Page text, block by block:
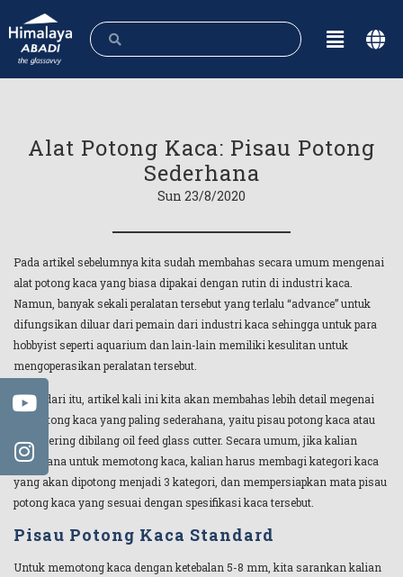
Alat Potong Kaca: Pisau Potong
Sederhana
Sun 23/8/2020
Pada artikel sebelumnya kita sudah membahas secara umum mengenai
alat potong kaca yang biasa dipakai dengan rutin di industri kaca.
Namun, banyak sekali peralatan tersebut yang terlalu “advance” untuk
difungsikan diluar dari pemain dari industri kaca sehingga untuk para
hobbyist seperti aquarium dan lain-lain memiliki kesulitan untuk
mengoperasikan peralatan tersebut.
Maka dari itu, artikel kali ini kita akan membahas lebih detail megenai
alat potong kaca yang paling sederahana, yaitu pisau potong kaca atau
yang sering dibilang oil feed glass cutter. Secara umum, jika kalian
berencana untuk memotong kaca, kalian harus membagi kategori kaca
yang akan dipotong menjadi 3 kategori, dan mempersiapkan mata pisau
potong kaca yang sesuai dengan spesifikasi kaca tersebut.
Pisau Potong Kaca Standard
Untuk memotong kaca dengan ketebalan 5-8 mm, kita sarankan kalian